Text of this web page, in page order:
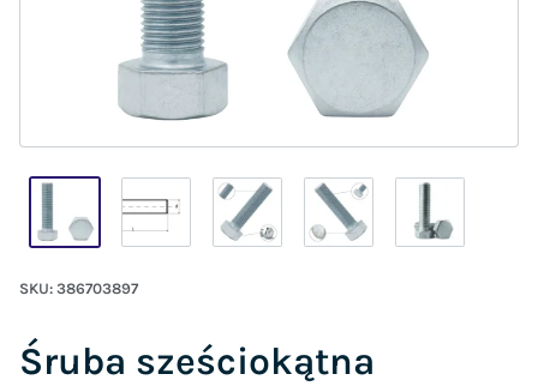
SKU: 386703897
Śruba sześciokątna